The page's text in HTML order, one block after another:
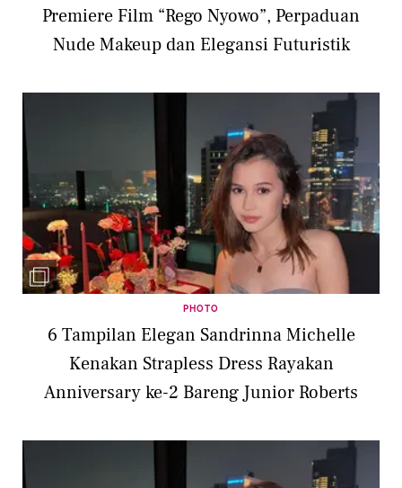
Premiere Film “Rego Nyowo”, Perpaduan
Nude Makeup dan Elegansi Futuristik
PHOTO
6 Tampilan Elegan Sandrinna Michelle
Kenakan Strapless Dress Rayakan
Anniversary ke-2 Bareng Junior Roberts